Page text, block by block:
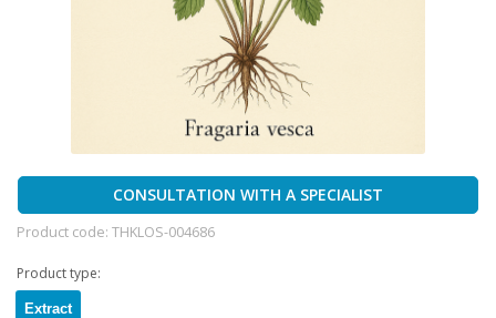
CONSULTATION WITH A SPECIALIST
Product code: THKLOS-004686
Product type:
Extract